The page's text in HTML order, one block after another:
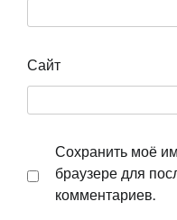
Сайт
Сохранить моё
браузере для
комментариев.